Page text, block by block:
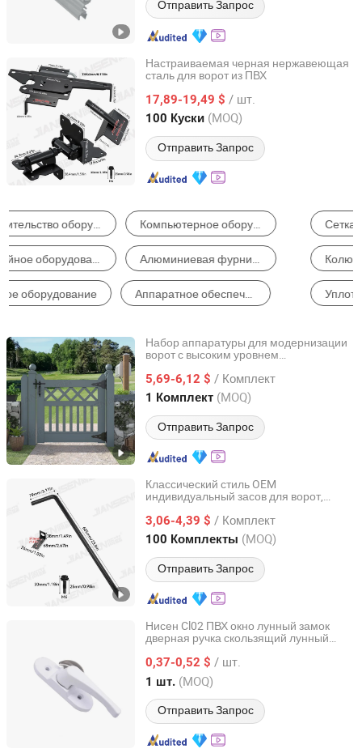
Отправить Запрос
Настраиваемая черная нержавеющая
сталь для ворот из ПВХ
17,89-19,49 $ / шт.
100 Куски (MOQ)
Отправить Запрос
Hangzhou Jiansen Hardware Co., Ltd.
Zhejiang, China с 2022
Сетка Рабица Шаровой Клапан Габион
Колючая Проволока Шестигранная Сетка
Уплотнительная Лента
Набор аппаратуры для модернизации
ворот с высоким уровнем
петли и задвижки для деревянных и
ПВХ ворот
5,69-6,12 $ / Комплект
1 Комплект (MOQ)
Отправить Запрос
Hangzhou Jiansen Hardware Co., Ltd.
Zhejiang, China с 2022
Классический стиль OEM
индивидуальный засов для ворот,
двусторонняя дверь, засов для садовых
ворот, комплект фурнитуры для дверей
забора
3,06-4,39 $ / Комплект
100 Комплекты (MOQ)
Отправить Запрос
Hangzhou Jiansen Hardware Co., Ltd.
Zhejiang, China с 2022
Нисен Cl02 ПВХ окно лунный замок
дверная ручка скользящий лунный
комплект аксессуаров для дверей
фурнитура для дверей
0,37-0,52 $ / шт.
1 шт. (MOQ)
Отправить Запрос
Shandong Nisen Trade Co., Ltd.
Shandong, China с 2022